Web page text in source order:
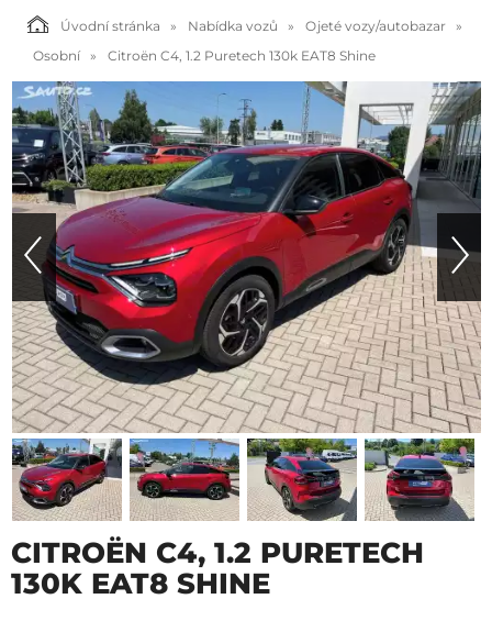
Úvodní stránka Nabídka vozů
Ojeté vozy/autobazar
Osobní
Citroën C4, 1.2 Puretech 130k EAT8 Shine
CITROËN C4, 1.2 PURETECH
130K EAT8 SHINE